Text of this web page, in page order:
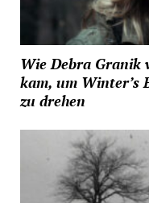
Wie Debra Granik
kam, um Winter’s
zu drehen